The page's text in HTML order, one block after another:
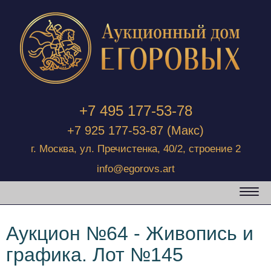
+7 495 177-53-78
+7 925 177-53-87 (Макс)
г. Москва, ул. Пречистенка, 40/2, строение 2
info@egorovs.art
Аукцион №64 - Живопись и
графика. Лот №145